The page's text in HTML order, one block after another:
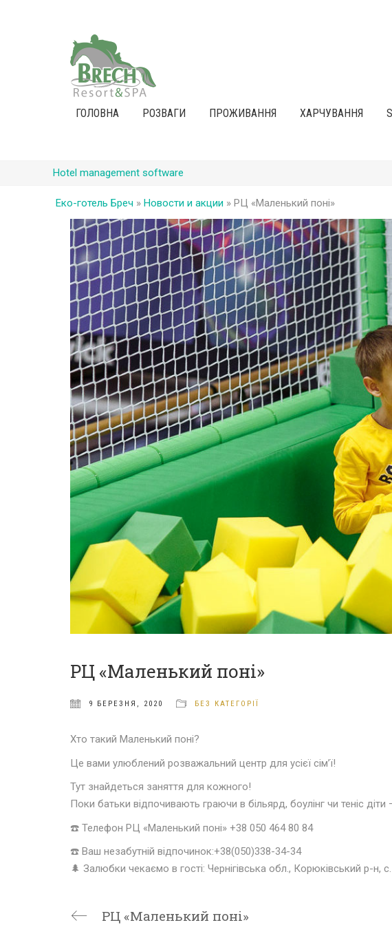
ГОЛОВНА РОЗВАГИ ПРОЖИВАННЯ ХАРЧУВАННЯ
Hotel management software
Еко-готель Бреч » Новости и акции » РЦ «Маленький поні»
РЦ «Маленький поні»
9 БЕРЕЗНЯ, 2020 БЕЗ КАТЕГОРІЇ
Хто такий Маленький поні?
Це вами улюблений розважальний центр для усієї сім’ї!
Тут знайдеться заняття для кожного!
Поки батьки відпочивають граючи в більярд, боулінг чи теніс
☎️ Телефон РЦ «Маленький поні» +38 050 464 80 84
☎️ Ваш незабутній відпочинок:+38(050)338-34-34
🌲 Залюбки чекаємо в гості: Чернігівська обл., Корюківський р-н,
РЦ «Маленький поні»